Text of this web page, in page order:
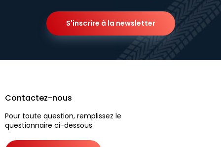
S'inscrire à la newsletter
Contactez-nous
Pour toute question, remplissez le
questionnaire ci-dessous